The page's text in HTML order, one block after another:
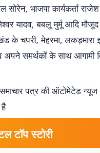
भाजपा कार्यकर्ता
यादव, बबलू मुर्मू आदि
के चपरी, मेहरमा, लकड़मारा
व अपने समर्थकों के साथ
पत्र की ऑटोमेटेड
टॉप स्टोरी